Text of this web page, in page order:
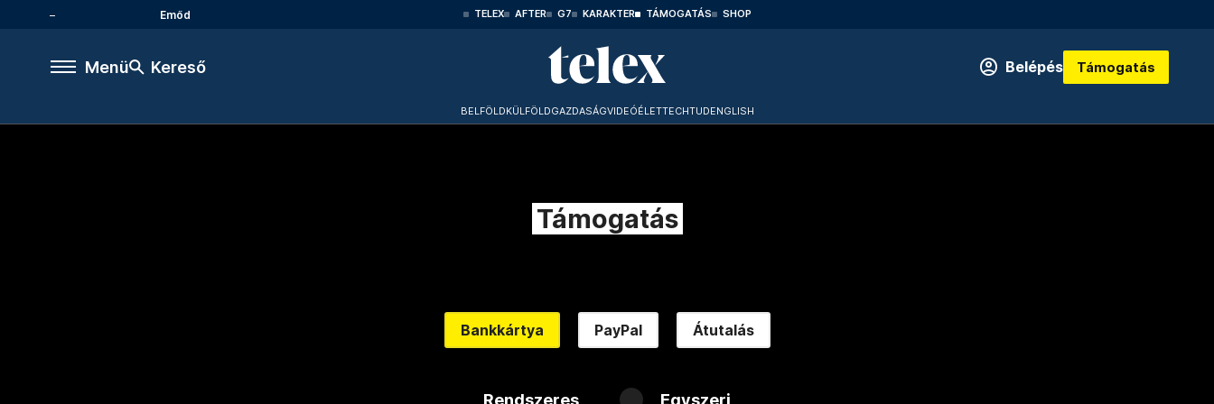
Emőd TELEX AFTER G7 KARAKTER TÁMOGATÁS SHOP
Menü Kereső Belépés Támogatás
BELFÖLDKÜLFÖLDGAZDASÁGVIDEÓÉLETTECHTUDENGLISH
Támogatás
Bankkártya PayPal Átutalás
Rendszeres Egyszeri